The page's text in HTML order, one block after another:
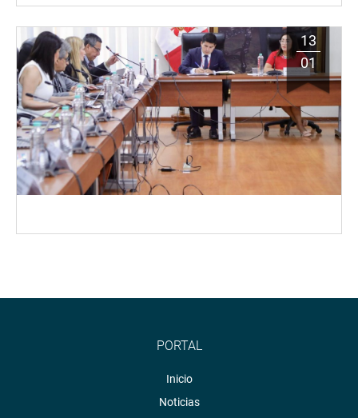
13
01
PORTAL
Inicio
Noticias